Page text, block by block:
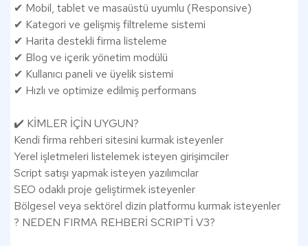
✔ Mobil, tablet ve masaüstü uyumlu (Responsive)
✔ Kategori ve gelişmiş filtreleme sistemi
✔ Harita destekli firma listeleme
✔ Blog ve içerik yönetim modülü
✔ Kullanıcı paneli ve üyelik sistemi
✔ Hızlı ve optimize edilmiş performans
✔️ KİMLER İÇİN UYGUN?
Kendi firma rehberi sitesini kurmak isteyenler
Yerel işletmeleri listelemek isteyen girişimciler
Script satışı yapmak isteyen yazılımcılar
SEO odaklı proje geliştirmek isteyenler
Bölgesel veya sektörel dizin platformu kurmak isteyenler
? NEDEN FIRMA REHBERİ SCRIPTİ V3?